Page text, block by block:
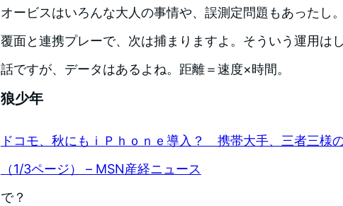
オービスはいろんな大人の事情や、誤測定問題もあったし
覆面と連携プレーで、次は捕まりますよ。そういう運用は
話ですが、データはあるよね。距離＝速度×時間。
狼少年
ドコモ、秋にもｉＰｈｏｎｅ導入？ 携帯大手、三者三様
（1/3ページ） – MSN産経ニュース
で？